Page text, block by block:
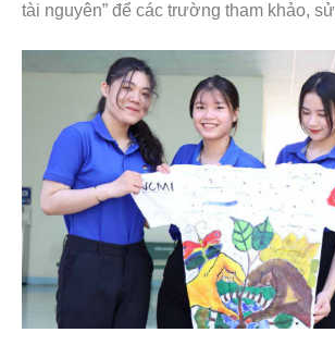
tài nguyên” để các trường tham khảo,